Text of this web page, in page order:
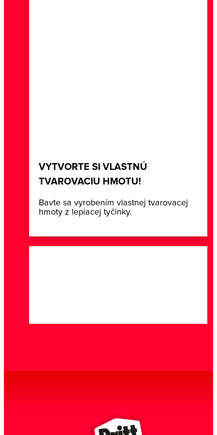
VYTVORTE SI VLASTNÚ
TVAROVACIU HMOTU!
Bavte sa vyrobením vlastnej tvarovacej
hmoty z lepiacej tyčinky.